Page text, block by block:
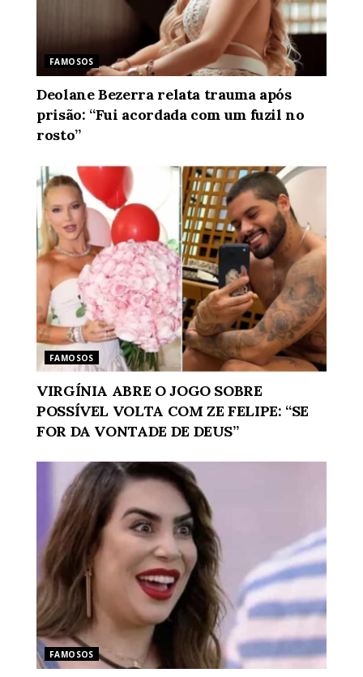
FAMOSOS
Deolane Bezerra relata trauma após
prisão: “Fui acordada com um fuzil no
rosto”
FAMOSOS
VIRGÍNIA ABRE O JOGO SOBRE
POSSÍVEL VOLTA COM ZE FELIPE: “SE
FOR DA VONTADE DE DEUS”
FAMOSOS